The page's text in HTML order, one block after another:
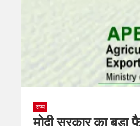
राज्य
मोदी सरकार का